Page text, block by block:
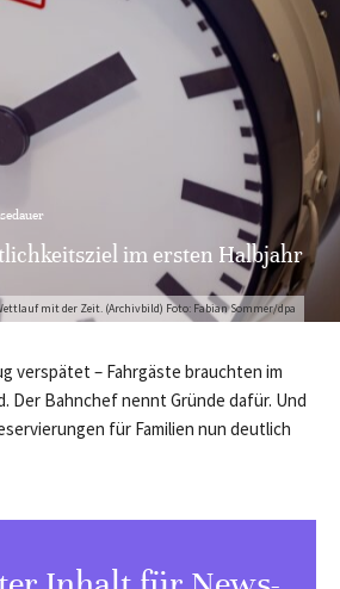
mit der Zeit. (Archivbild) Foto: Fabian Sommer/dpa
im ersten Halbjahr
verspätet – Fahrgäste brauchten im
Der Bahnchef nennt Gründe dafür. Und
für Familien nun deutlich